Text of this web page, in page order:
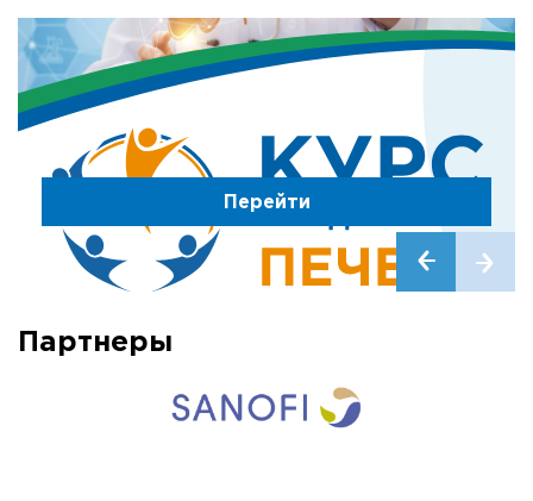
Перейти
Партнеры